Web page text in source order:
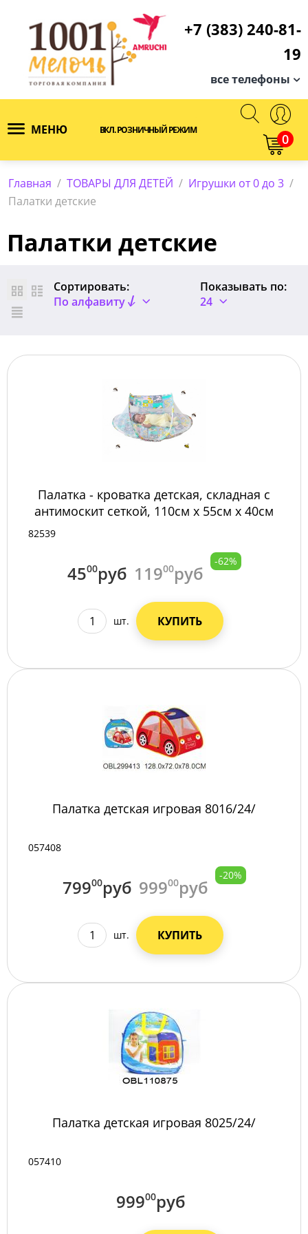
+7 (383) 240-81-
19
все телефоны
МЕНЮ ВКЛ. РОЗНИЧНЫЙ РЕЖИМ
0
Главная / ТОВАРЫ ДЛЯ ДЕТЕЙ / Игрушки от 0 до 3 /
Палатки детские
Палатки детские
Сортировать:
По алфавиту
Показывать по:
24
Палатка - кроватка детская, складная с
антимоскит сеткой, 110см х 55см х 40см
82539
4500руб 11900руб
-62%
шт. КУПИТЬ
Палатка детская игровая 8016/24/
057408
79900руб 99900руб
-20%
шт. КУПИТЬ
Палатка детская игровая 8025/24/
057410
99900руб